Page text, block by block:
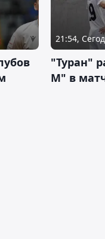
21:54,
"Туран"
М" в